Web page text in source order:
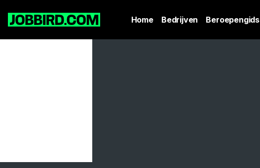
Home Bedrijven Beroepengids